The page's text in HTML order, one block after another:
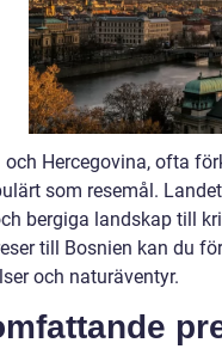
och Hercegovina, ofta
som resemål.
bergiga landskap till
till Bosnien kan du
och naturäventyr.